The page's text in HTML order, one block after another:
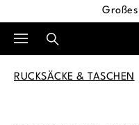
RUCKSÄCKE & TASCHEN